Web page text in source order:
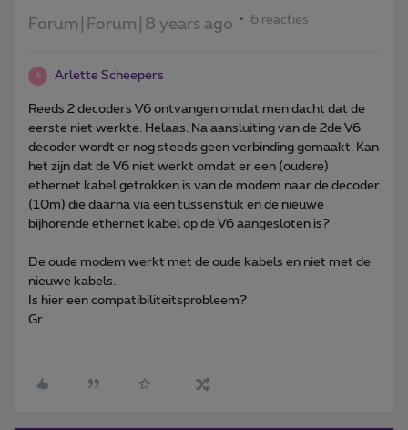
Forum|Forum|8 years ago 6 reacties
A Arlette Scheepers
Reeds 2 decoders V6 ontvangen omdat men dacht dat de
eerste niet werkte. Helaas. Na aansluiting van de 2de V6
decoder wordt er nog steeds geen verbinding gemaakt. Kan
het zijn dat de V6 niet werkt omdat er een (oudere)
ethernet kabel getrokken is van de modem naar de decoder
(10m) die daarna via een tussenstuk en de nieuwe
bijhorende ethernet kabel op de V6 aangesloten is?
De oude modem werkt met de oude kabels en niet met de
nieuwe kabels.
Is hier een compatibiliteitsprobleem?
Gr.